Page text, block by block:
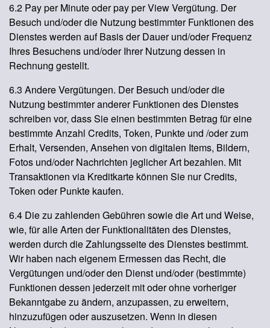
6.2 Pay per Minute oder pay per View Vergütung. Der
Besuch und/oder die Nutzung bestimmter Funktionen des
Dienstes werden auf Basis der Dauer und/oder Frequenz
Ihres Besuchens und/oder Ihrer Nutzung dessen in
Rechnung gestellt.
6.3 Andere Vergütungen. Der Besuch und/oder die
Nutzung bestimmter anderer Funktionen des Dienstes
schreiben vor, dass Sie einen bestimmten Betrag für eine
bestimmte Anzahl Credits, Token, Punkte und /oder zum
Erhalt, Versenden, Ansehen von digitalen Items, Bildern,
Fotos und/oder Nachrichten jeglicher Art bezahlen. Mit
Transaktionen via Kreditkarte können Sie nur Credits,
Token oder Punkte kaufen.
6.4 Die zu zahlenden Gebühren sowie die Art und Weise,
wie, für alle Arten der Funktionalitäten des Dienstes,
werden durch die Zahlungsseite des Dienstes bestimmt.
Wir haben nach eigenem Ermessen das Recht, die
Vergütungen und/oder den Dienst und/oder (bestimmte)
Funktionen dessen jederzeit mit oder ohne vorheriger
Bekanntgabe zu ändern, anzupassen, zu erweitern,
hinzuzufügen oder auszusetzen. Wenn in diesen